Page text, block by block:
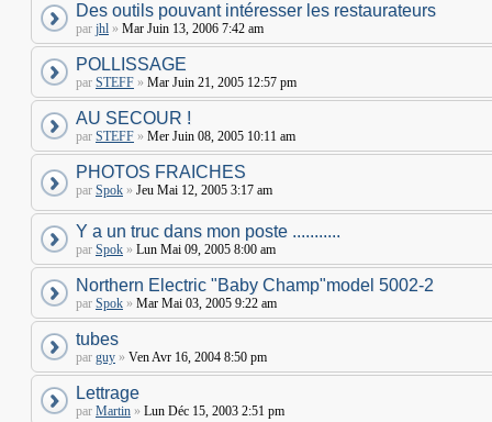
Des outils pouvant intéresser les restaurateurs
par jhl » Mar Juin 13, 2006 7:42 am
POLLISSAGE
par STEFF » Mar Juin 21, 2005 12:57 pm
AU SECOUR !
par STEFF » Mer Juin 08, 2005 10:11 am
PHOTOS FRAICHES
par Spok » Jeu Mai 12, 2005 3:17 am
Y a un truc dans mon poste ...........
par Spok » Lun Mai 09, 2005 8:00 am
Northern Electric "Baby Champ"model 5002-2
par Spok » Mar Mai 03, 2005 9:22 am
tubes
par guy » Ven Avr 16, 2004 8:50 pm
Lettrage
par Martin » Lun Déc 15, 2003 2:51 pm